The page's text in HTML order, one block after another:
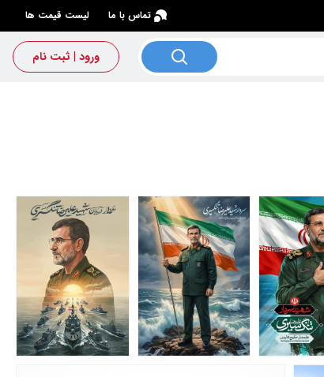
تماس با ما لیست قیمت ها
ورود | ثبت نام
×